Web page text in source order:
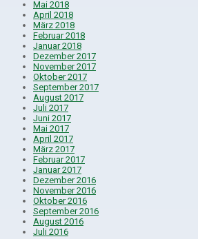
Mai 2018
April 2018
März 2018
Februar 2018
Januar 2018
Dezember 2017
November 2017
Oktober 2017
September 2017
August 2017
Juli 2017
Juni 2017
Mai 2017
April 2017
März 2017
Februar 2017
Januar 2017
Dezember 2016
November 2016
Oktober 2016
September 2016
August 2016
Juli 2016